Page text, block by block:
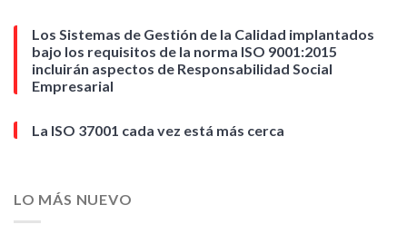
Los Sistemas de Gestión de la Calidad implantados
bajo los requisitos de la norma ISO 9001:2015
incluirán aspectos de Responsabilidad Social
Empresarial
La ISO 37001 cada vez está más cerca
LO MÁS NUEVO